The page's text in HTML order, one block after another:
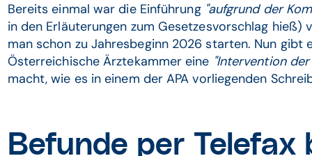
Bereits einmal war die Einführung "aufgrund der
in den Erläuterungen zum Gesetzesvorschlag
man schon zu Jahresbeginn 2026 starten. Nun gibt
Österreichische Ärztekammer eine "Intervention
macht, wie es in einem der APA vorliegenden
Befunde per Telefax